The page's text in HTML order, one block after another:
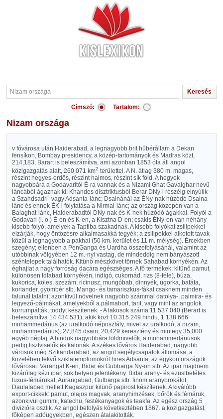
Címszó: Tartalom:
Nizam országa
v fővárosa után Haiderabad, a legnagyobb brit hűbérállam a Dekan
fensíkon, Bombay presidency, a közép-tartományok és Madras közt,
214,183, Barart is beleszámítva, ami azonban 1853 óta áll angol
közigazgatás alatt, 260,071 km2 területtel. A N. átlag 380 m. magas,
részint hegyes-erdős, részint halmos, részint sík föld. A hegyek
nagyobbára a Godavaritól É-ra vannak és a Nizami Ghat Gavalghar nevü
láncából ágaznak ki: Khandes disztriktusból Berar DNy-i részéig elnyúlik
a Szahdsadri- vagy Adsanta-lánc; Dsalnánál az ÉNy-nak húzódó Dsalna-
lánc és ennek ÉK-i folytatása a Nirmal-lánc; az ország közepén van a
Balaghat-lánc, Haiderabadtól DNy-nak és K-nek húzódó ágakkal. Folyói a
Godavari (l. o.) É-on és K-en, a Kisztna D-en; csakis ÉNy-on van néhány
kisebb folyó, amelyek a Taptiba szakadnak. A kisebb folyókat zsilipekkel
elzárják, hogy öntözésre alkalmasakká tegyék; a zsilipekkel alkotott tavak
közül a legnagyobb a pakhal (50 km. kerület és 11 m. mélység). Ércekben
szegény; ellenben a PenGanga és Uardha összefolyásánál, valamint az
utóbbinak völgyében 12 m.-nyi vastag, de mindeddig nem bányászott
széntelepek találhatók. Kitünő mészkövet törnek Sahabad környékén. Az
éghajlat a nagy forróság dacára egészséges. A fő termékek: kitünő pamut,
különösen Idlabad környékén, indigó, cukornád, rizs (8-féle), búza,
kukorica, köles, szezám, ricinusz, mungóbab, dinnyék, ugorka, batáta,
koriander, gyömbér stb. Mango- és tamariszkus-fákat csaknem minden
falunál találni; azonkivül növelnek nagyobb számmal datolya-, palmira- és
legyező-pálmákat, amelyekből a pálmabort, tarit, vagy mint az angolok
korrumpálták, toddyt készítenek. - A lakosok száma 11.537.040 (Berart is
beleszámítva 14.434.531), akik közt 10.315.249 hindu, 1.138.666
mohammedánus (az uralkodó néposztály, mivel az uralkodó, a nizam,
mohammedánus), 27,845 dsain, 20,429 keresztény és mintegy 35,000
egyéb népfaj. A hinduk nagyobbára földmivelők, a mohammedánusok
pedig tisztviselők és katonák. A székes főváros Haiderabad, nagyobb
városok még Szikandarabad, az angol segélycsapatok állomása, a
közelében fekvő sziklatemplomokról hires Adsanta, az egykori országok
fővárosai: Varangal K-en, Bidar és Gubbarga Ny-on stb. Az ipar majdnem
kizárólag kézi ipar, sok helyen jelentékeny. Bidar arany- és ezüstbetétes
luxus-fémárukat, Aurangabad, Gulbarga stb. finom aranybrokátot,
Daulatabad mellett Kagaszpur kitünő papirost készítenek. A kiválóbb
export-cikkek: pamut, olajos magvak, aranyhimzések, bőrök és fémáruk,
azonkivül gummi, katechu, festékanyagok és teakfa. Az egész ország 5
divizióra oszlik. Az angol befolyás következtében 1867. a közigazgatást,
főképen adóügyekben, egészen átalakitották.